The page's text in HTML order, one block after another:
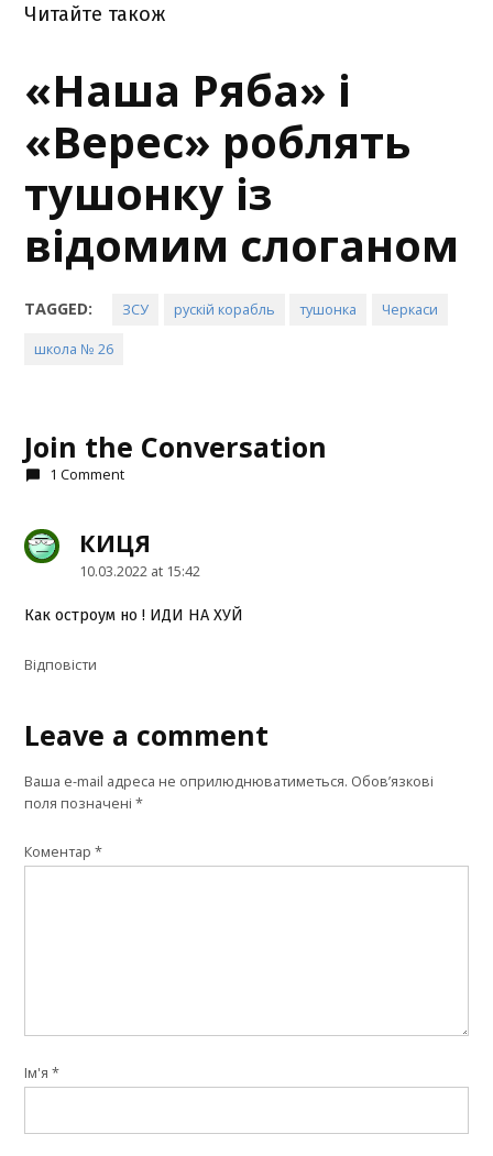
Читайте також
«Наша Ряба» і
«Верес» роблять
тушонку із
відомим слоганом
TAGGED: ЗСУ рускій корабль тушонка Черкаси
школа № 26
Join the Conversation
1 Comment
КИЦЯ
10.03.2022 at 15:42
Как остроум но ! ИДИ НА ХУЙ
Відповіcти
Leave
comment
Ваша e-mail адреса не оприлюднюватиметься. Обов’язкові
поля позначені*
Коментар*
Ім'я*
Leave a comment